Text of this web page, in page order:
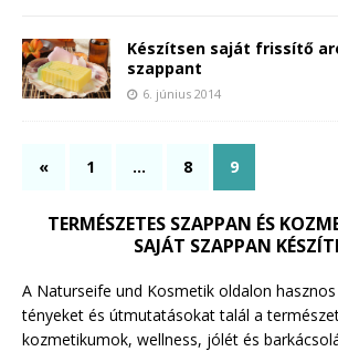
Készítsen saját frissítő
szappant
6. június 2014
« 1 … 8 9
TERMÉSZETES SZAPPAN ÉS
SAJÁT SZAPPAN
A Naturseife und Kosmetik oldalon
tényeket és útmutatásokat talál a
kozmetikumok, wellness, jólét és